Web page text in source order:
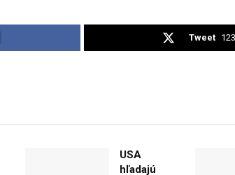
Tweet 123
USA
hľadajú